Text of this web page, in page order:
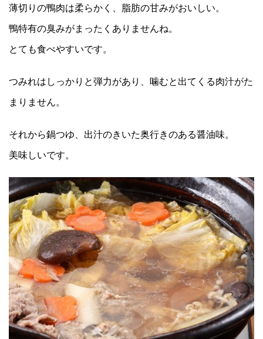
薄切りの鴨肉は柔らかく、脂肪の甘みがおいしい。
鴨特有の臭みがまったくありませんね。
とても食べやすいです。
つみれはしっかりと弾力があり、噛むと出てくる肉汁がた
まりません。
それから鍋つゆ、出汁のきいた奥行きのある醤油味。
美味しいです。